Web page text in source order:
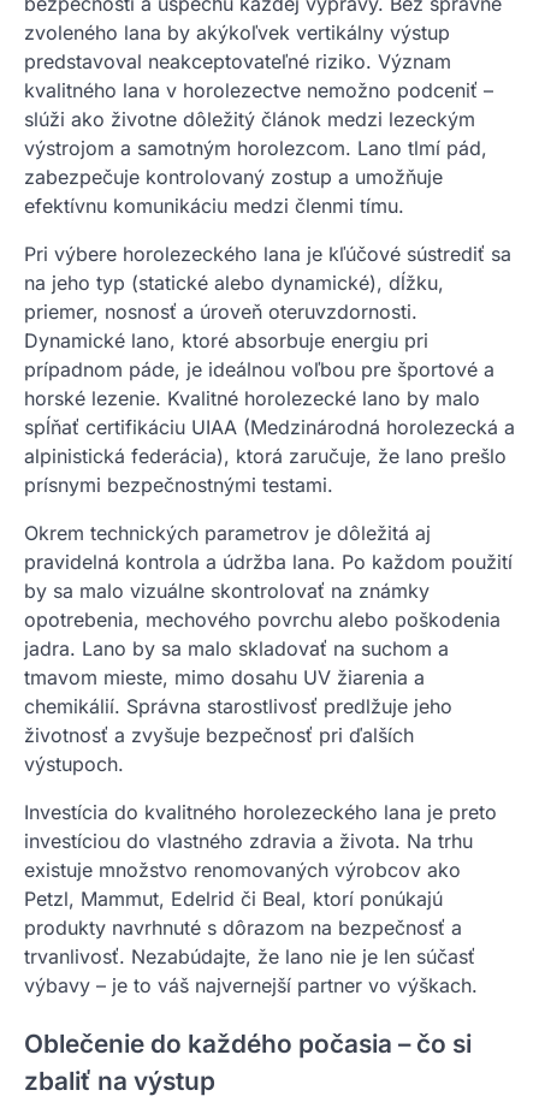
zvoleného lana by akýkoľvek vertikálny výstup
predstavoval neakceptovateľné riziko. Význam
kvalitného lana v horolezectve nemožno podceniť –
slúži ako životne dôležitý článok medzi lezeckým
výstrojom a samotným horolezcom. Lano tlmí pád,
zabezpečuje kontrolovaný zostup a umožňuje
efektívnu komunikáciu medzi členmi tímu.
Pri výbere horolezeckého lana je kľúčové sústrediť sa
na jeho typ (statické alebo dynamické), dĺžku,
priemer, nosnosť a úroveň oteruvzdornosti.
Dynamické lano, ktoré absorbuje energiu pri
prípadnom páde, je ideálnou voľbou pre športové a
horské lezenie. Kvalitné horolezecké lano by malo
spĺňať certifikáciu UIAA (Medzinárodná horolezecká a
alpinistická federácia), ktorá zaručuje, že lano prešlo
prísnymi bezpečnostnými testami.
Okrem technických parametrov je dôležitá aj
pravidelná kontrola a údržba lana. Po každom použití
by sa malo vizuálne skontrolovať na známky
opotrebenia, mechového povrchu alebo poškodenia
jadra. Lano by sa malo skladovať na suchom a
tmavom mieste, mimo dosahu UV žiarenia a
chemikálií. Správna starostlivosť predlžuje jeho
životnosť a zvyšuje bezpečnosť pri ďalších
výstupoch.
Investícia do kvalitného horolezeckého lana je preto
investíciou do vlastného zdravia a života. Na trhu
existuje množstvo renomovaných výrobcov ako
Petzl, Mammut, Edelrid či Beal, ktorí ponúkajú
produkty navrhnuté s dôrazom na bezpečnosť a
trvanlivosť. Nezabúdajte, že lano nie je len súčasť
výbavy – je to váš najvernejší partner vo výškach.
Oblečenie do každého počasia – čo si
zbaliť na výstup